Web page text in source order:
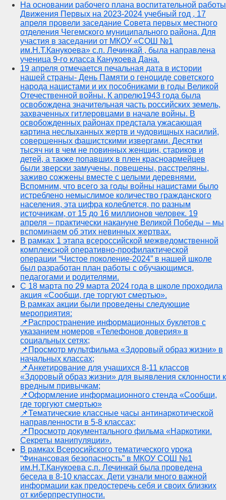
На основании рабочего плана воспитательной работы
Движения Первых на 2023-2024 учебный год , 17
апреля провели заседание Совета первых местного
отделения Чегемского муниципального района. Для
участия в заседании от МКОУ «СОШ №1
им.Н.Т.Канукоева» с.п. Лечинкай , была направлена
ученица 9-го класса Канукоева Дана.
19 апреля отмечается печальная дата в истории
нашей страны- День Памяти о геноциде советского
народа нацистами и их пособниками в годы Великой
Отечественной войны. К апрелю1943 года была
освобождена значительная часть российских земель,
захваченных гитлеровцами в начале войны. В
освобожденных районах предстала ужасающая
картина неслыханных жертв и чудовищных насилий,
совершенных фашистскими извергами. Десятки
тысяч ни в чем не повинных женщин, стариков и
детей, а также попавших в плен красноармейцев
были зверски замучены, повешены, расстреляны,
заживо сожжены вместе с целыми деревнями.
Вспомним, что всего за годы войны нацистами было
истреблено немыслимое количество гражданского
населения, эта цифра колеблется, по разным
источникам, от 15 до 16 миллионов человек. 19
апреля – практически накануне Великой Победы – мы
вспоминаем об этих невинных жертвах.
В рамках 1 этапа всероссийской межведомственной
комплексной оперативно-профилактической
операции “Чистое поколение-2024” в нашей школе
был разработан план работы с обучающимся,
педагогами и родителями.
С 18 марта по 29 марта 2024 года в школе проходила
акция «Сообщи, где торгуют смертью».
В рамках акции были проведены следующие
мероприятия:
📌Распространение информационных буклетов с
указанием номеров «Телефонов доверия» в
социальных сетях;
📌Просмотр мультфильма «Здоровый образ жизни» в
начальных классах;
📌Анкетирование для учащихся 8-11 классов
«Здоровый образ жизни» для выявления склонности к
вредным привычкам;
📌Оформление информационного стенда «Сообщи,
где торгуют смертью»
📌Тематические классные часы антинаркотической
направленности в 5-8 классах;
📌Просмотр документального фильма «Наркотики.
Секреты манипуляции».
В рамках Всеросийского тематического урока
“Финансовая безопасность” в МКОУ СОШ №1
им.Н.Т.Канукоева с.п. Лечинкай была проведена
беседа в 8-10 классах. Дети узнали много важной
информации как предостеречь себя и своих близких
от киберпреступности.